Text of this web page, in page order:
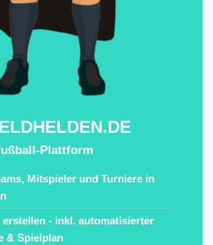
Plattform
Mitspieler und Turniere in
erstellen - inkl. automatisierter
& Spielplan